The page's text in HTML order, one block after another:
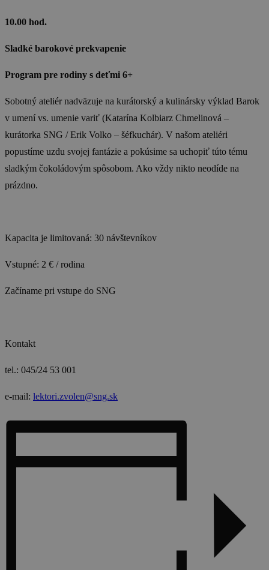
10.00 hod.
Sladké barokové prekvapenie
Program pre rodiny s deťmi 6+
Sobotný ateliér nadväzuje na kurátorský a kulinársky výklad Barok
v umení vs. umenie variť (Katarína Kolbiarz Chmelinová –
kurátorka SNG / Erik Volko – šéfkuchár). V našom ateliéri
popustíme uzdu svojej fantázie a pokúsime sa uchopiť túto tému
sladkým čokoládovým spôsobom. Ako vždy nikto neodíde na
prázdno.
Kapacita je limitovaná: 30 návštevníkov
Vstupné: 2 € / rodina
Začíname pri vstupe do SNG
Kontakt
tel.: 045/24 53 001
e-mail: lektori.zvolen@sng.sk